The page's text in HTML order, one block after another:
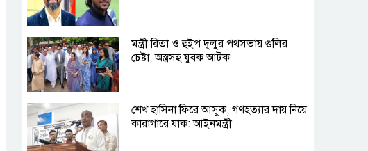
মন্ত্রী রিতা ও হুইপ দুলুর পথসভায় গুলির
চেষ্টা, অস্ত্রসহ যুবক আটক
শেখ হাসিনা ফিরে আসুক, গণহত্যার দায় নিয়ে
কারাগারে যাক: আইনমন্ত্রী